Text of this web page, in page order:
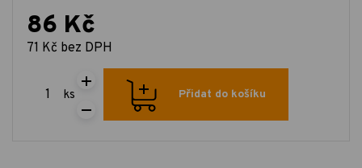
86 Kč
71 Kč bez DPH
ks Přidat do košíku